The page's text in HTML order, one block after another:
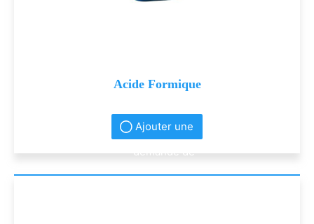
Acide Formique
Ajouter une
demande de
renseignement